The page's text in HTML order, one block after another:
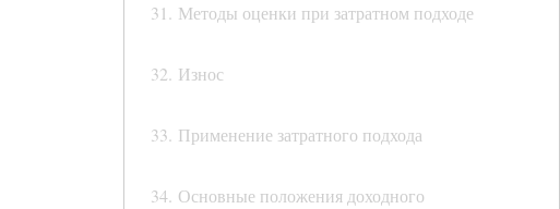
31. Методы оценки при затратном подходе
32. Износ
33. Применение затратного подхода
34. Основные положения доходного